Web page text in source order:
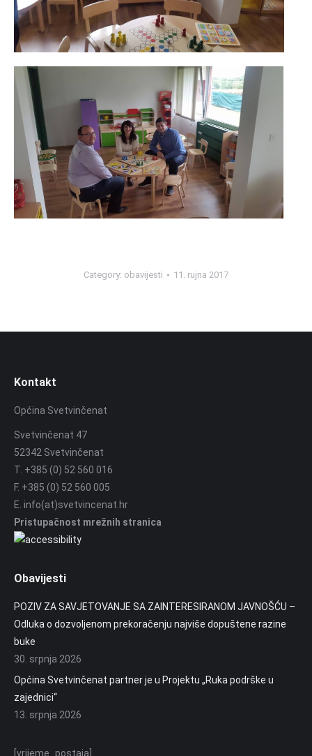
Category: obavijesti 11. rujna 2017
Kontakt
Općina Svetvinčenat
Svetvinčenat 47
52342 Svetvinčenat
T. +385 (0) 52 560 016
F. +385 (0) 52 560 005
E. info(at)svetvincenat.hr
Pristupačnost mrežnih stranica
Obavijesti
POZIV ZA SAVJETOVANJE SA ZAINTERESIRANOM JAVNOŠĆU –
Odluka o dozvoljenom prekoračenju najviše dopuštene razine
buke
30. srpnja 2026
Općina Svetvinčenat partner je u Projektu „Ruka podrške u
zajednici“
13. srpnja 2026
[vrijeme_postaja]